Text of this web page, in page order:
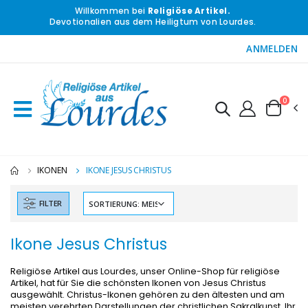
Willkommen bei Religiöse Artikel.
Devotionalien aus dem Heiligtum von Lourdes.
ANMELDEN
0
IKONEN IKONE JESUS CHRISTUS
FILTER
Ikone Jesus Christus
Religiöse Artikel aus Lourdes, unser Online-Shop für religiöse
Artikel, hat für Sie die schönsten Ikonen von Jesus Christus
ausgewählt. Christus-Ikonen gehören zu den ältesten und am